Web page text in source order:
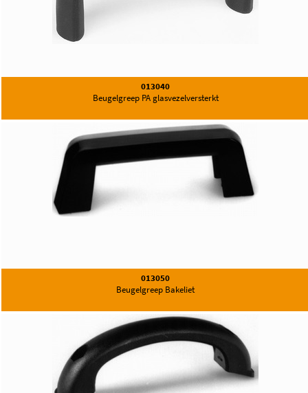
013040
Beugelgreep PA glasvezelversterkt
013050
Beugelgreep Bakeliet